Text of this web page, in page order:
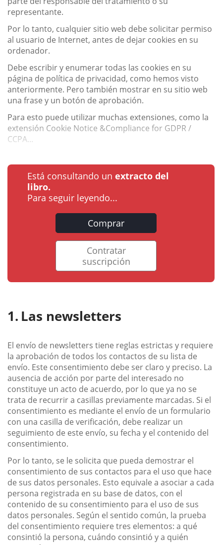
representante.
Por lo tanto, cualquier sitio web debe solicitar permiso
al usuario de Internet, antes de dejar cookies en su
ordenador.
Debe escribir y enumerar todas las cookies en su
página de política de privacidad, como hemos visto
anteriormente. Pero también mostrar en su sitio web
una frase y un botón de aprobación.
Para esto puede utilizar muchas extensiones, como la
extensión Cookie Notice &Compliance for GDPR /
CCPA...
Está consultando un extracto del
libro.
Para seguir leyendo...
Comprar
Contratar
suscripción
Las newsletters
El envío de newsletters tiene reglas estrictas y requiere
la aprobación de todos los contactos de su lista de
envío. Este consentimiento debe ser claro y preciso. La
ausencia de acción por parte del interesado no
constituye un acto de acuerdo, por lo que ya no se
trata de recurrir a casillas previamente marcadas. Si el
consentimiento es mediante el envío de un formulario
con una casilla de verificación, debe realizar un
seguimiento de este envío, su fecha y el contenido del
consentimiento.
Por lo tanto, se le solicita que pueda demostrar el
consentimiento de sus contactos para el uso que hace
de sus datos personales. Esto equivale a asociar a cada
persona registrada en su base de datos, con el
contenido de su consentimiento para el uso de sus
datos personales. Según el sentido común, la prueba
del consentimiento requiere tres elementos: a qué
consintió la persona, cuándo consintió y a quién